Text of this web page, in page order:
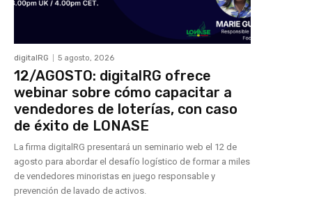
digitalRG 5 agosto, 2026
12/AGOSTO: digitalRG ofrece
webinar sobre cómo capacitar a
vendedores de loterías, con caso
de éxito de LONASE
La firma digitalRG presentará un seminario web el 12 de
agosto para abordar el desafío logístico de formar a miles
de vendedores minoristas en juego responsable y
prevención de lavado de activos.